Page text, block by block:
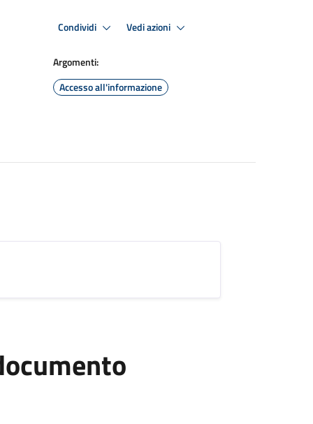
Condividi Vedi azioni
Argomenti:
Accesso all'informazione